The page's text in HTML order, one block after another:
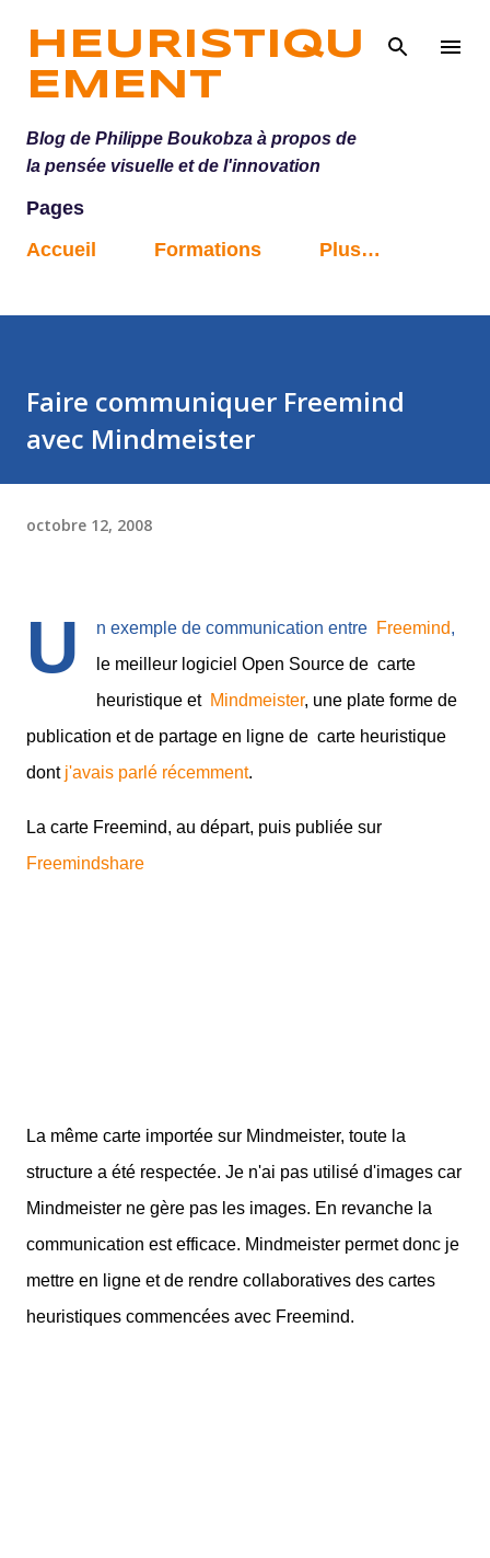
Accéder au contenu principal
HEURISTIQU
EMENT
Blog de Philippe Boukobza à propos de
la pensée visuelle et de l'innovation
Pages
Accueil
Formations Plus…
Faire communiquer Freemind
avec Mindmeister
octobre 12, 2008
U n exemple de communication entre Freemind,
le meilleur logiciel Open Source de carte
heuristique et Mindmeister, une plate forme de
publication et de partage en ligne de carte heuristique
dont j'avais parlé récemment.
La carte Freemind, au départ, puis publiée sur
Freemindshare
La même carte importée sur Mindmeister, toute la
structure a été respectée. Je n'ai pas utilisé d'images car
Mindmeister ne gère pas les images. En revanche la
communication est efficace. Mindmeister permet donc je
mettre en ligne et de rendre collaboratives des cartes
heuristiques commencées avec Freemind.